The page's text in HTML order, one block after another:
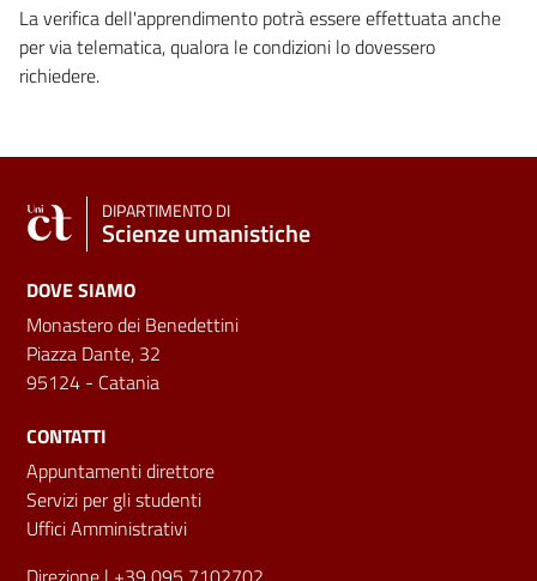
La verifica dell'apprendimento potrà essere effettuata anche
per via telematica, qualora le condizioni lo dovessero
richiedere.
DIPARTIMENTO DI
Scienze umanistiche
DOVE SIAMO
Monastero dei Benedettini
Piazza Dante, 32
95124 - Catania
CONTATTI
Appuntamenti direttore
Servizi per gli studenti
Uffici Amministrativi